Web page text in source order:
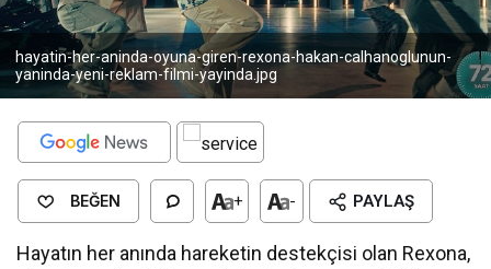
hayatin-her-aninda-oyuna-giren-rexona-hakan-calhanoglunun-
yaninda-yeni-reklam-filmi-yayinda.jpg
BEĞEN + - PAYLAŞ
Hayatın her anında hareketin destekçisi olan Rexona,